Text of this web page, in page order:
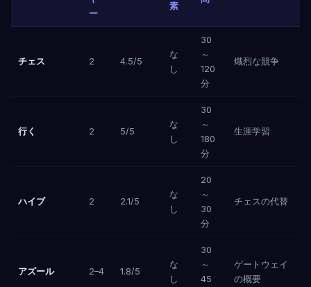
ー
素
チェス 2 4.5/5
な
し
30
～
120
分
熾烈な競争
行く 2 5/5
な
し
30
～
180
分
生涯学習
ハイブ 2 2.1/5
な
し
20
～
30
分
チェスの代替
アズール 2–4 1.8/5
な
し
30
～
45
ゲートウェイ
の概要